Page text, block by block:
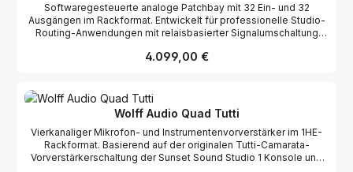
Softwaregesteuerte analoge Patchbay mit 32 Ein- und 32
Ausgängen im Rackformat. Entwickelt für professionelle Studio-
Routing-Anwendungen mit relaisbasierter Signalumschaltung
MIDI-, Steuerspannungs- und Phantompower-Signale mit
Regulärer Preis:
4.099,00 €
Wolff Audio Quad Tutti
Vierkanaliger Mikrofon- und Instrumentenvorverstärker im 1HE-
Rackformat. Basierend auf der originalen Tutti-Camarata-
Vorverstärkerschaltung der Sunset Sound Studio 1 Konsole und